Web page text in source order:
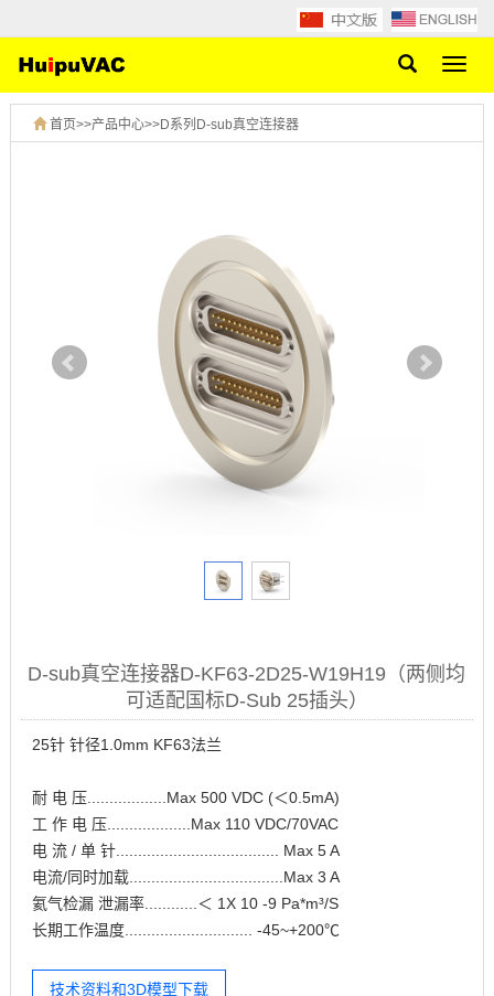
网
导
首页>>产品中心>>D系列D-sub真空连接器
D-sub真空连接器D-KF63-2D25-W19H19（两侧均
可适配国标D-Sub 25插头）
25针 针径1.0mm KF63法兰
耐 电 压..................Max 500 VDC (＜0.5mA)
工 作 电 压...................Max 110 VDC/70VAC
电 流 / 单 针..................................... Max 5 A
电流/同时加载...................................Max 3 A
氦气检漏 泄漏率............＜ 1X 10 -9 Pa*m³/S
长期工作温度............................. -45~+200℃
技术资料和3D模型下载